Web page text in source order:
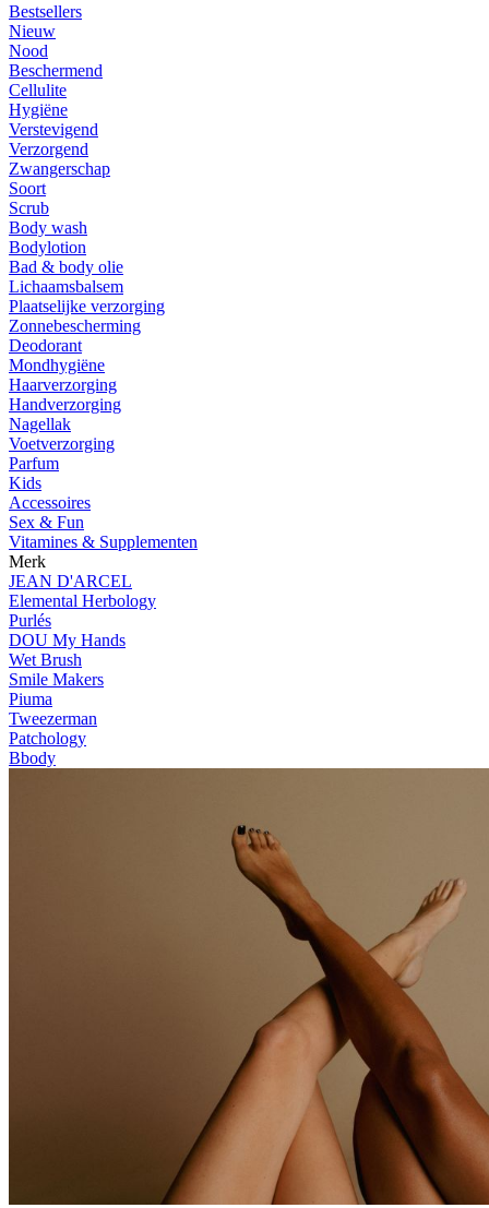
Bestsellers
Nieuw
Nood
Beschermend
Cellulite
Hygiëne
Verstevigend
Verzorgend
Zwangerschap
Soort
Scrub
Body wash
Bodylotion
Bad & body olie
Lichaamsbalsem
Plaatselijke verzorging
Zonnebescherming
Deodorant
Mondhygiëne
Haarverzorging
Handverzorging
Nagellak
Voetverzorging
Parfum
Kids
Accessoires
Sex & Fun
Vitamines & Supplementen
Merk
JEAN D'ARCEL
Elemental Herbology
Purlés
DOU My Hands
Wet Brush
Smile Makers
Piuma
Tweezerman
Patchology
Bbody